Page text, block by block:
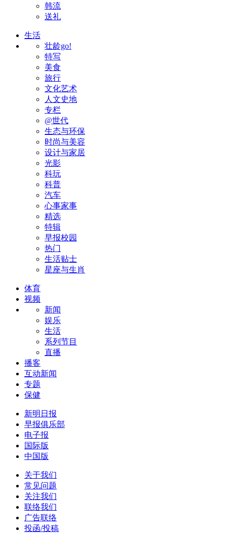
韩流
送礼
生活
壮龄go!
特写
美食
旅行
文化艺术
人文史地
专栏
@世代
生态与环保
时尚与美容
设计与家居
光影
科玩
科普
汽车
心事家事
精选
特辑
早报校园
热门
生活贴士
星座与生肖
体育
视频
新闻
娱乐
生活
系列节目
直播
播客
互动新闻
专题
保健
新明日报
早报俱乐部
电子报
国际版
中国版
关于我们
常见问题
关注我们
联络我们
广告联络
投函/投稿